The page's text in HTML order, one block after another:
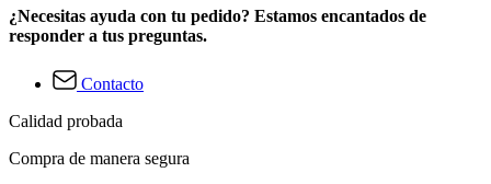
¿Necesitas ayuda con tu pedido? Estamos encantados de
responder a tus preguntas.
Contacto
Calidad probada
Compra de manera segura